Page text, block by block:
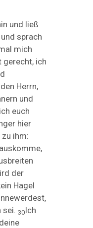
und ließ
sprach
mich
gerecht, ich
Herrn,
und
euch
hier
ihm:
der
Hagel
sei.30Ich